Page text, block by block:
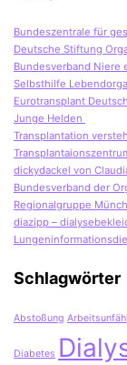
Bundeszentrale für
Deutsche Stiftung
Bundesverband Niere
Selbsthilfe
Eurotransplant
Junge Helden
Transplantation
dickydackel von
Bundesverband der
Regionalgruppe
diazipp –
Schlagwörter
Abstoßung
Diabetes